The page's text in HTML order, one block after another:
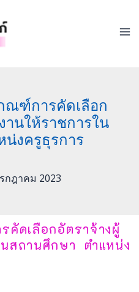
ณฑ์การคัดเลือก
านให้ราชการใน
งครูธุรการ
กฎาคม 2023
คัดเลือกอัตราจ้างผู้
สถานศึกษา ตำแหน่ง